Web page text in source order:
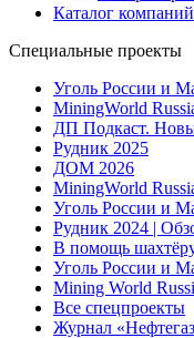
Каталог компаний
Специальные проекты
Уголь России и
MiningWorld
ДП Подкаст.
Рудник 2025
ДОМ 2026
MiningWorld
Уголь России и
Рудник 2024 |
В помощь
Уголь России и
Mining World
Все спецпроекты
Журнал